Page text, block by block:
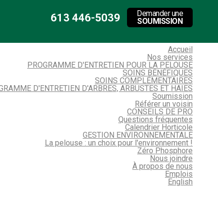
613 446-5039
Demander une
SOUMISSION
Accueil
Nos services
PROGRAMME D'ENTRETIEN POUR LA PELOUSE
SOINS BÉNÉFIQUES
SOINS COMPLÉMENTAIRES
D'ENTRETIEN D'ARBRES, ARBUSTES ET HAIES
Soumission
Référer un voisin
CONSEILS DE PRO
Questions fréquentes
Calendrier Horticole
GESTION ENVIRONNEMENTALE
La pelouse : un choix pour l'environnement !
Zéro Phosphore
Nous joindre
À propos de nous
Emplois
English